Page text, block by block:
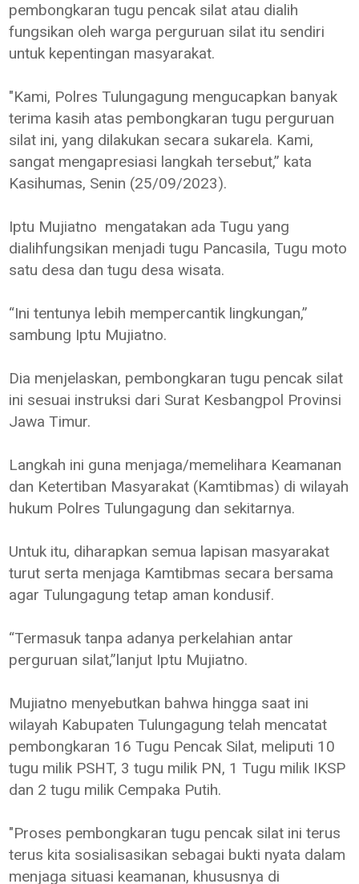
pembongkaran tugu pencak silat atau dialih
fungsikan oleh warga perguruan silat itu sendiri
untuk kepentingan masyarakat.
"Kami, Polres Tulungagung mengucapkan banyak
terima kasih atas pembongkaran tugu perguruan
silat ini, yang dilakukan secara sukarela. Kami,
sangat mengapresiasi langkah tersebut,” kata
Kasihumas, Senin (25/09/2023).
Iptu Mujiatno mengatakan ada Tugu yang
dialihfungsikan menjadi tugu Pancasila, Tugu moto
satu desa dan tugu desa wisata.
“Ini tentunya lebih mempercantik lingkungan,”
sambung Iptu Mujiatno.
Dia menjelaskan, pembongkaran tugu pencak silat
ini sesuai instruksi dari Surat Kesbangpol Provinsi
Jawa Timur.
Langkah ini guna menjaga/memelihara Keamanan
dan Ketertiban Masyarakat (Kamtibmas) di wilayah
hukum Polres Tulungagung dan sekitarnya.
Untuk itu, diharapkan semua lapisan masyarakat
turut serta menjaga Kamtibmas secara bersama
agar Tulungagung tetap aman kondusif.
“Termasuk tanpa adanya perkelahian antar
perguruan silat,”lanjut Iptu Mujiatno.
Mujiatno menyebutkan bahwa hingga saat ini
wilayah Kabupaten Tulungagung telah mencatat
pembongkaran 16 Tugu Pencak Silat, meliputi 10
tugu milik PSHT, 3 tugu milik PN, 1 Tugu milik IKSP
dan 2 tugu milik Cempaka Putih.
"Proses pembongkaran tugu pencak silat ini terus
terus kita sosialisasikan sebagai bukti nyata dalam
menjaga situasi keamanan, khususnya di